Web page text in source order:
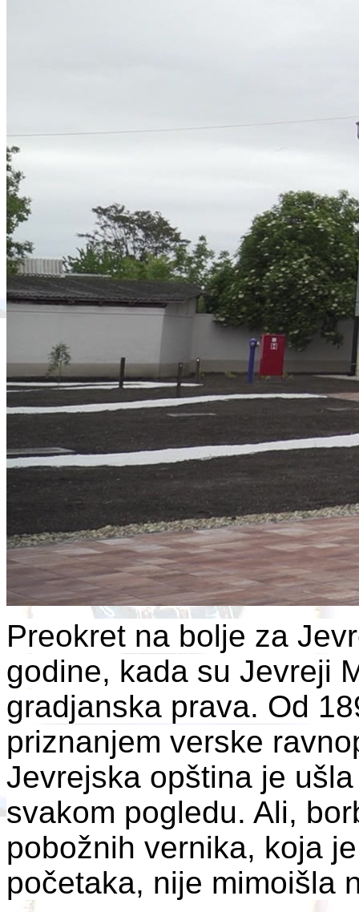
Preokret na bolje za
godine, kada su Jevreji
gradjanska prava. Od
priznanjem verske
Jevrejska opština je
svakom pogledu. Ali,
pobožnih vernika, koja
početaka, nije mimoišla